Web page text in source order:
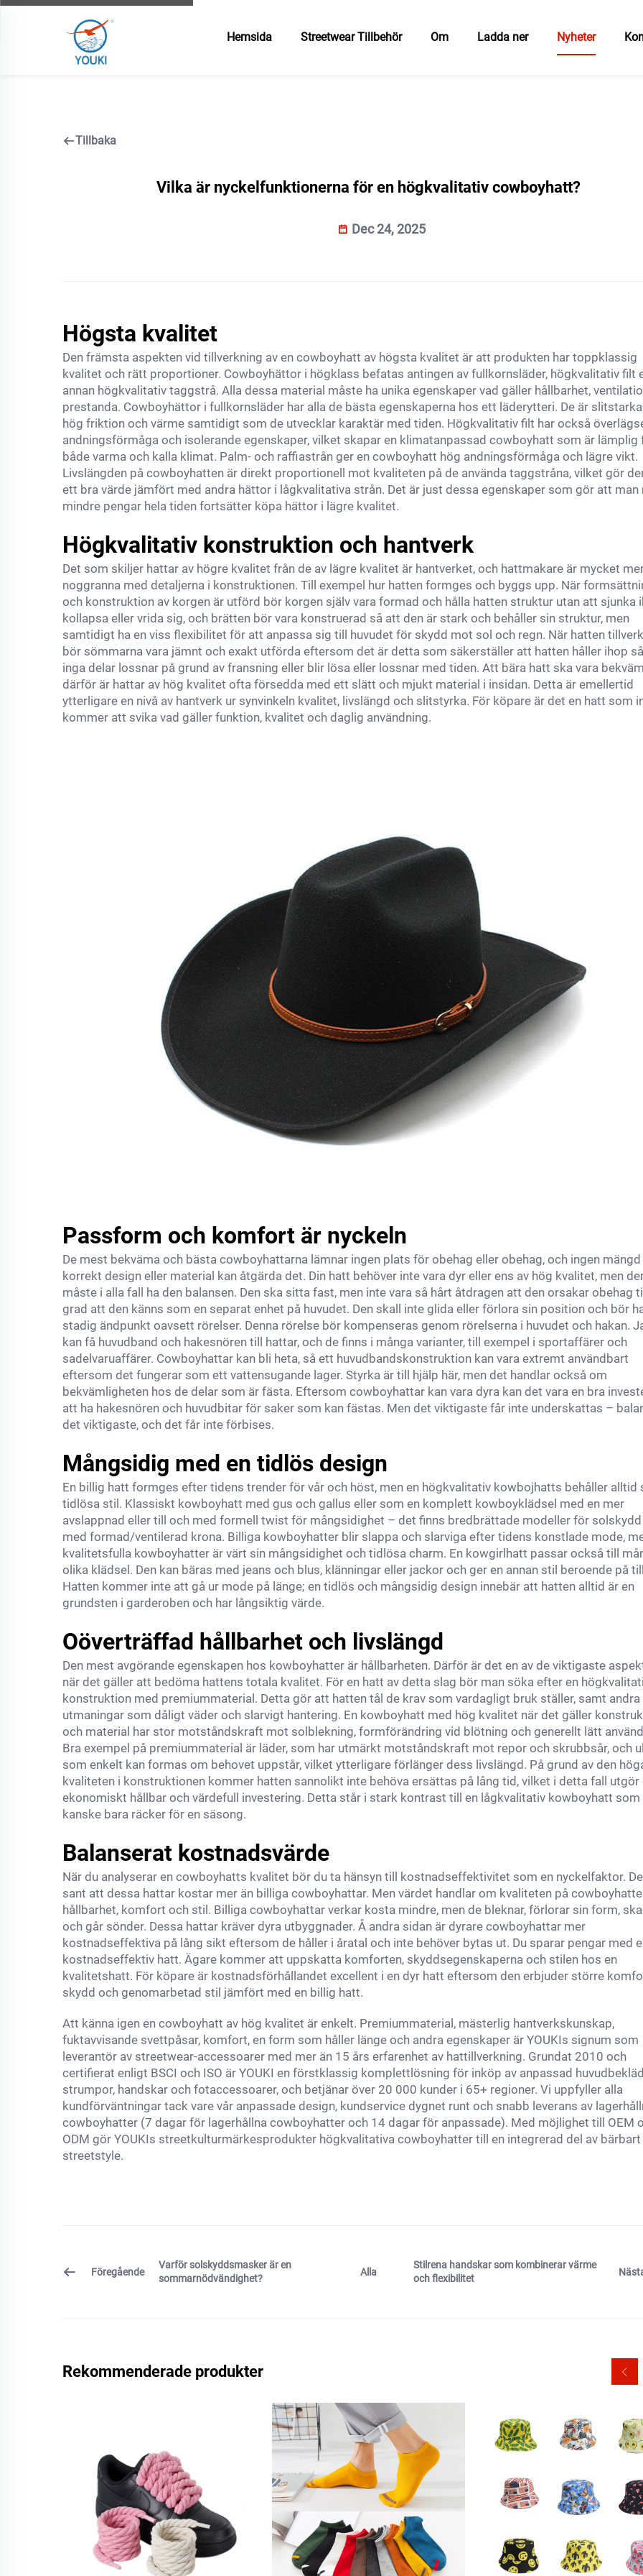
Hemsida Streetwear Tillbehör Om Ladda ner Nyheter
Tillbaka
Vilka är nyckelfunktionerna för en högkvalitativ cowboyhatt?
Dec 24, 2025
Högsta kvalitet
Den främsta aspekten vid tillverkning av en cowboyhatt av högsta kvalitet är att produkten har toppklassig
kvalitet och rätt proportioner. Cowboyhättor i högklass befatas antingen av fullkornsläder, högkvalitativ filt
annan högkvalitativ taggstrå. Alla dessa material måste ha unika egenskaper vad gäller hållbarhet,
prestanda. Cowboyhättor i fullkornsläder har alla de bästa egenskaperna hos ett läderytteri. De är
hög friktion och värme samtidigt som de utvecklar karaktär med tiden. Högkvalitativ filt har också
andningsförmåga och isolerande egenskaper, vilket skapar en klimatanpassad cowboyhatt som är lämplig
både varma och kalla klimat. Palm- och raffiastrån ger en cowboyhatt hög andningsförmåga och lägre vikt.
Livslängden på cowboyhatten är direkt proportionell mot kvaliteten på de använda taggstråna, vilket gör
ett bra värde jämfört med andra hättor i lågkvalitativa strån. Det är just dessa egenskaper som gör att man
mindre pengar hela tiden fortsätter köpa hättor i lägre kvalitet.
Högkvalitativ konstruktion och hantverk
Det som skiljer hattar av högre kvalitet från de av lägre kvalitet är hantverket, och hattmakare är mycket
noggranna med detaljerna i konstruktionen. Till exempel hur hatten formges och byggs upp. När
och konstruktion av korgen är utförd bör korgen själv vara formad och hålla hatten struktur utan att sjunka
kollapsa eller vrida sig, och brätten bör vara konstruerad så att den är stark och behåller sin struktur, men
samtidigt ha en viss flexibilitet för att anpassa sig till huvudet för skydd mot sol och regn. När hatten
bör sömmarna vara jämnt och exakt utförda eftersom det är detta som säkerställer att hatten håller ihop
inga delar lossnar på grund av fransning eller blir lösa eller lossnar med tiden. Att bära hatt ska vara
därför är hattar av hög kvalitet ofta försedda med ett slätt och mjukt material i insidan. Detta är emellertid
ytterligare en nivå av hantverk ur synvinkeln kvalitet, livslängd och slitstyrka. För köpare är det en hatt som
kommer att svika vad gäller funktion, kvalitet och daglig användning.
Passform och komfort är nyckeln
De mest bekväma och bästa cowboyhattarna lämnar ingen plats för obehag eller obehag, och ingen mängd
korrekt design eller material kan åtgärda det. Din hatt behöver inte vara dyr eller ens av hög kvalitet, men
måste i alla fall ha den balansen. Den ska sitta fast, men inte vara så hårt åtdragen att den orsakar obehag
grad att den känns som en separat enhet på huvudet. Den skall inte glida eller förlora sin position och bör
stadig ändpunkt oavsett rörelser. Denna rörelse bör kompenseras genom rörelserna i huvudet och hakan.
kan få huvudband och hakesnören till hattar, och de finns i många varianter, till exempel i sportaffärer och
sadelvaruaffärer. Cowboyhattar kan bli heta, så ett huvudbandskonstruktion kan vara extremt användbart
eftersom det fungerar som ett vattensugande lager. Styrka är till hjälp här, men det handlar också om
bekvämligheten hos de delar som är fästa. Eftersom cowboyhattar kan vara dyra kan det vara en bra
att ha hakesnören och huvudbitar för saker som kan fästas. Men det viktigaste får inte underskattas –
det viktigaste, och det får inte förbises.
Mångsidig med en tidlös design
En billig hatt formges efter tidens trender för vår och höst, men en högkvalitativ kowbojhatts behåller alltid
tidlösa stil. Klassiskt kowboyhatt med gus och gallus eller som en komplett kowboyklädsel med en mer
avslappnad eller till och med formell twist för mångsidighet – det finns bredbrättade modeller för
med formad/ventilerad krona. Billiga kowboyhatter blir slappa och slarviga efter tidens konstlade mode,
kvalitetsfulla kowboyhatter är värt sin mångsidighet och tidlösa charm. En kowgirlhatt passar också till
olika klädsel. Den kan bäras med jeans och blus, klänningar eller jackor och ger en annan stil beroende på
Hatten kommer inte att gå ur mode på länge; en tidlös och mångsidig design innebär att hatten alltid är en
grundsten i garderoben och har långsiktig värde.
Oöverträffad hållbarhet och livslängd
Den mest avgörande egenskapen hos kowboyhatter är hållbarheten. Därför är det en av de viktigaste
när det gäller att bedöma hattens totala kvalitet. För en hatt av detta slag bör man söka efter en
konstruktion med premiummaterial. Detta gör att hatten tål de krav som vardagligt bruk ställer, samt andra
utmaningar som dåligt väder och slarvigt hantering. En kowboyhatt med hög kvalitet när det gäller
och material har stor motståndskraft mot solblekning, formförändring vid blötning och generellt lätt
Bra exempel på premiummaterial är läder, som har utmärkt motståndskraft mot repor och skrubbsår, och
som enkelt kan formas om behovet uppstår, vilket ytterligare förlänger dess livslängd. På grund av den
kvaliteten i konstruktionen kommer hatten sannolikt inte behöva ersättas på lång tid, vilket i detta fall utgör
ekonomiskt hållbar och värdefull investering. Detta står i stark kontrast till en lågkvalitativ kowboyhatt som
kanske bara räcker för en säsong.
Balanserat kostnadsvärde
När du analyserar en cowboyhatts kvalitet bör du ta hänsyn till kostnadseffektivitet som en nyckelfaktor.
sant att dessa hattar kostar mer än billiga cowboyhattar. Men värdet handlar om kvaliteten på
hållbarhet, komfort och stil. Billiga cowboyhattar verkar kosta mindre, men de bleknar, förlorar sin form,
och går sönder. Dessa hattar kräver dyra utbyggnader. Å andra sidan är dyrare cowboyhattar mer
kostnadseffektiva på lång sikt eftersom de håller i åratal och inte behöver bytas ut. Du sparar pengar med
kostnadseffektiv hatt. Ägare kommer att uppskatta komforten, skyddsegenskaperna och stilen hos en
kvalitetshatt. För köpare är kostnadsförhållandet excellent i en dyr hatt eftersom den erbjuder större
skydd och genomarbetad stil jämfört med en billig hatt.
Att känna igen en cowboyhatt av hög kvalitet är enkelt. Premiummaterial, mästerlig hantverkskunskap,
fuktavvisande svettpåsar, komfort, en form som håller länge och andra egenskaper är YOUKIs signum som
leverantör av streetwear-accessoarer med mer än 15 års erfarenhet av hattillverkning. Grundat 2010 och
certifierat enligt BSCI och ISO är YOUKI en förstklassig komplettlösning för inköp av anpassad
strumpor, handskar och fotaccessoarer, och betjänar över 20 000 kunder i 65+ regioner. Vi uppfyller alla
kundförväntningar tack vare vår anpassade design, kundservice dygnet runt och snabb leverans av
cowboyhatter (7 dagar för lagerhållna cowboyhatter och 14 dagar för anpassade). Med möjlighet till OEM
ODM gör YOUKIs streetkulturmärkesprodukter högkvalitativa cowboyhatter till en integrerad del av bärbart
streetstyle.
Föregående
Varför solskyddsmasker är en
sommarnödvändighet?
Alla
Stilrena handskar som kombinerar värme
och flexibilitet
Rekommenderade produkter